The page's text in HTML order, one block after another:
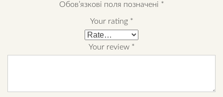
Обов’язкові поля позначені *
Your rating *
Your review *